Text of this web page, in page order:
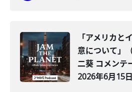
「アメリカと
意について」
二葵 コメンテ
2026年6月15